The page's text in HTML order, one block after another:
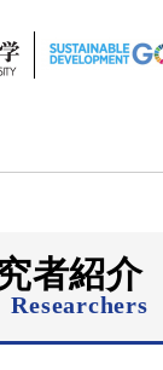
者紹介
Researchers